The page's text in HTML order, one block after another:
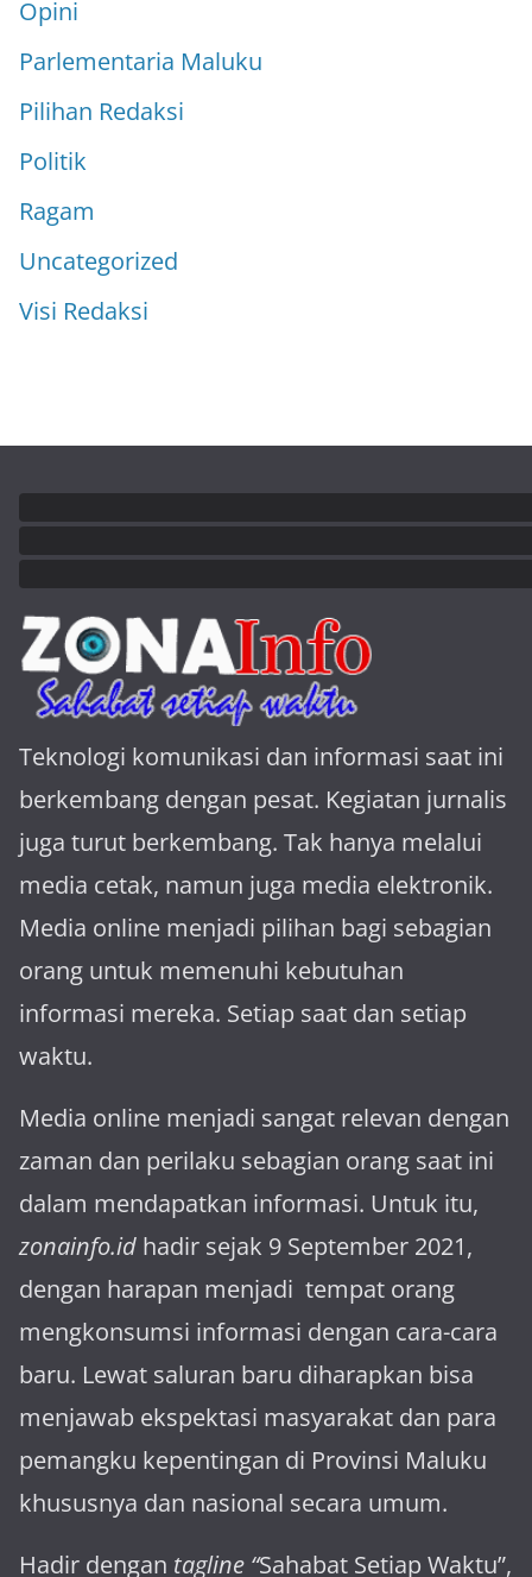
Opini
Parlementaria Maluku
Pilihan Redaksi
Politik
Ragam
Uncategorized
Visi Redaksi
Teknologi komunikasi dan informasi saat ini
berkembang dengan pesat. Kegiatan jurnalis
juga turut berkembang. Tak hanya melalui
media cetak, namun juga media elektronik.
Media online menjadi pilihan bagi sebagian
orang untuk memenuhi kebutuhan
informasi mereka. Setiap saat dan setiap
waktu.
Media online menjadi sangat relevan dengan
za­man dan perilaku sebagian orang saat ini
dalam mendapatkan informasi. Untuk itu,
zonainfo.id hadir sejak 9 September 2021,
dengan harapan menjadi tem­pat orang
mengkonsumsi informasi dengan cara-cara
baru. Lewat sa­luran ba­ru diharapkan bisa
menja­wab ekspektasi masya­rakat dan para
pemangku kepen­tingan di Provinsi Maluku
khususnya dan nasional secara umum.
Hadir dengan tagline “Sahabat Setiap Waktu”,